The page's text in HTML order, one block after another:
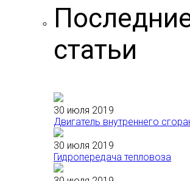
статьи
30 июля 2019
Двигатель внутреннего
30 июля 2019
Гидропередача тепловоза